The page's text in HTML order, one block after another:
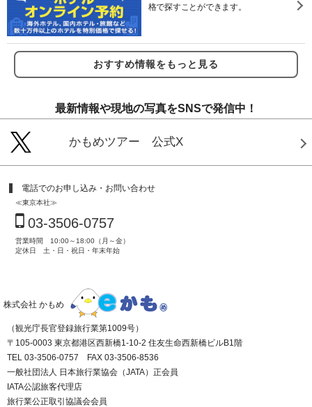
格で探すことができます。
おすすめ情報をもっと見る
最新情報や現地の写真をSNSで発信中！
かもめツアー 公式X
電話でのお申し込み・お問い合わせ
≪東京本社≫
03-3506-0757
営業時間 10:00～18:00（月～金）
定休日 土・日・祝日・年末年始
株式会社 かもめ
（観光庁長官登録旅行業第1009号）
〒105-0003 東京都港区西新橋1-10-2 住友生命西新橋ビルB1階
TEL 03-3506-0757 FAX 03-3506-8536
一般社団法人 日本旅行業協会（JATA）正会員
IATA公認旅客代理店
旅行業公正取引協議会会員